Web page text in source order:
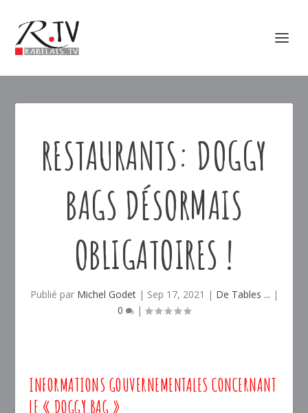
RESTAURANTS: DOGGY
BAGS DÉSORMAIS
OBLIGATOIRES !
Publié par Michel Godet| Sep 17, 2021 | De Tables ... |
0
|
INFORMATIONS GOUVERNEMENTALES CONCERNANT
LE « DOGGY BAG »